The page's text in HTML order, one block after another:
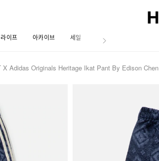
라이프 아카이브 세일 저널
X Adidas Originals Heritage Ikat Pant By Edison Chen